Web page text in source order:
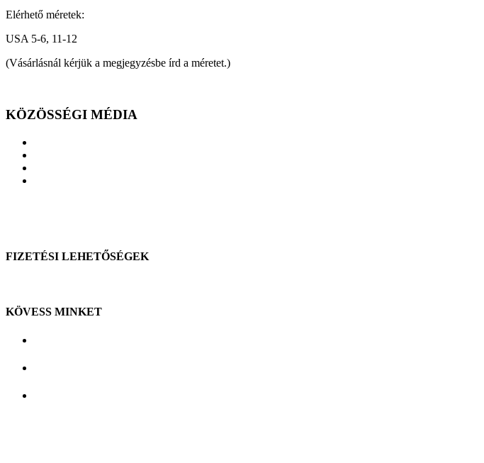
Elérhető méretek:
USA 5-6, 11-12
(Vásárlásnál kérjük a megjegyzésbe írd a méretet.)
KÖZÖSSÉGI MÉDIA
FIZETÉSI LEHETŐSÉGEK
KÖVESS MINKET